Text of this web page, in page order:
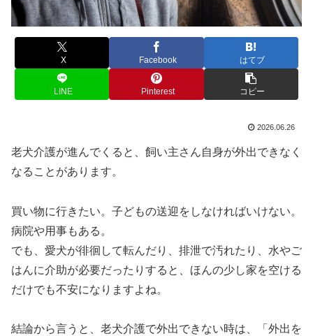
X Facebook はてブ
LINE Pinterest コピー
2026.06.26
老犬介護が進んでくると、飼い主さん自身が外出できなく
なることがあります。
買い物に行きたい。子どもの送迎をしなければいけない。
病院や用事もある。
でも、愛犬が徘徊して転んだり、排泄で汚れたり、水やご
はんに介助が必要だったりすると、ほんの少し家を空ける
だけでも不安になりますよね。
結論から言うと、老犬介護で外出できない時は、「外出を